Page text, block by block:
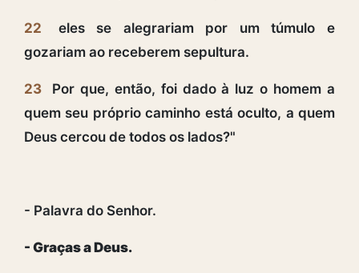
22
eles se alegrariam por um túmulo e
gozariam ao receberem sepultura.
23
Por que, então, foi dado à luz o homem a
quem seu próprio caminho está oculto, a quem
Deus cercou de todos os lados?"
- Palavra do Senhor.
- Graças a Deus.